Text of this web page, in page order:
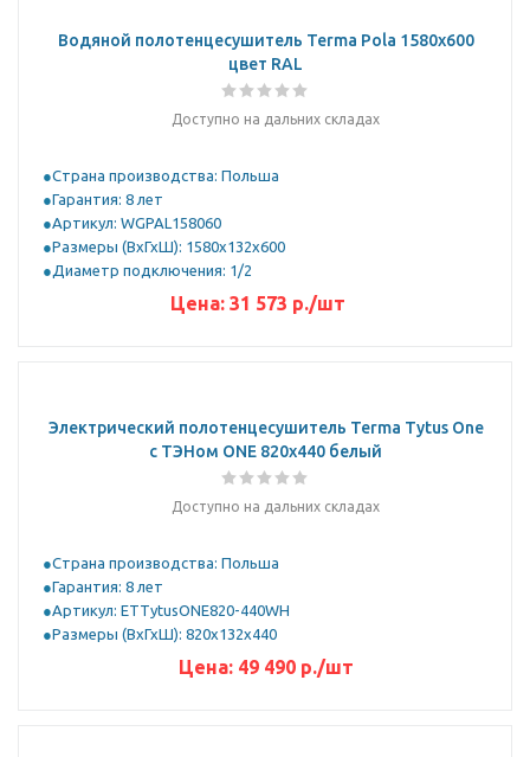
Водяной полотенцесушитель Terma Pola 1580x600
цвет RAL
Доступно на дальних складах
Страна производства: Польша
Гарантия: 8 лет
Артикул: WGPAL158060
Размеры (ВхГхШ): 1580х132х600
Диаметр подключения: 1/2
Цена: 31 573 р./шт
Электрический полотенцесушитель Terma Tytus One
с ТЭНом ONE 820x440 белый
Доступно на дальних складах
Страна производства: Польша
Гарантия: 8 лет
Артикул: ETTytusONE820-440WH
Размеры (ВхГхШ): 820x132x440
Цена: 49 490р./шт